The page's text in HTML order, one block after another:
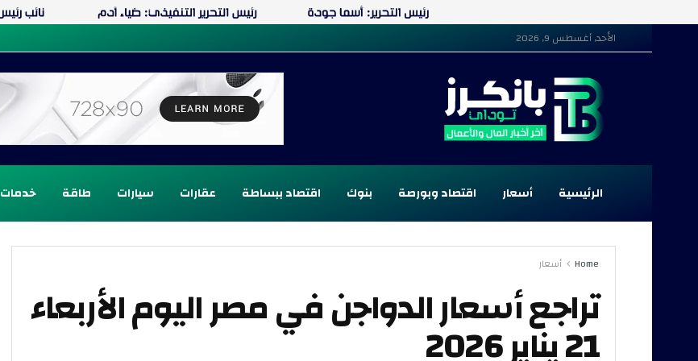
الأحد, أغسطس 9, 2026
الرئيسية أسعار اقتصاد وبورصة بنوك اقتصاد ببساطة عقارات سيارات طاقة خدمات
Home أسعار
تراجع أسعار الدواجن في مصر اليوم الأربعاء
21 يناير 2026